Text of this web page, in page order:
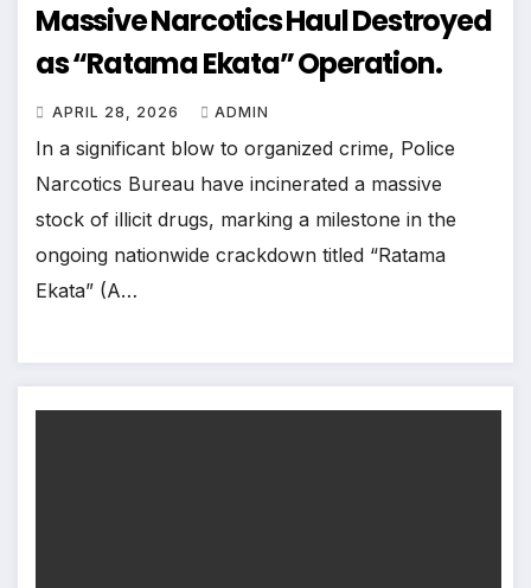
Massive Narcotics Haul Destroyed
as “Ratama Ekata” Operation.
APRIL 28, 2026 ADMIN
In a significant blow to organized crime, Police
Narcotics Bureau have incinerated a massive
stock of illicit drugs, marking a milestone in the
ongoing nationwide crackdown titled “Ratama
Ekata” (A…